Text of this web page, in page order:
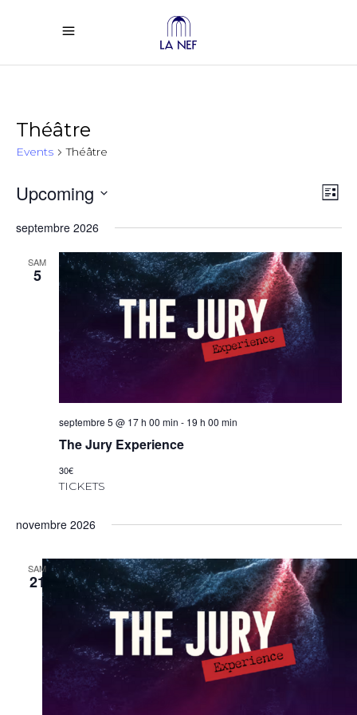
Théâtre
Events Théâtre
List
Upcoming
date.
septembre 2026
SAM
5
septembre 5 @ 17 h 00 min - 19 h 00 min
The Jury Experience
30€
TICKETS
novembre 2026
SAM
21